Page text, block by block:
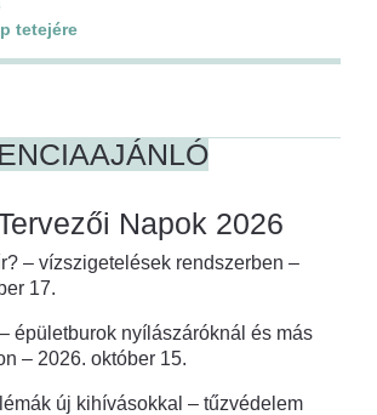
tetejére
Napok 2026
– vízszigetelések rendszerben –
17.
épületburok nyílászáróknál és más
– 2026. október 15.
új kihívásokkal – tűzvédelem